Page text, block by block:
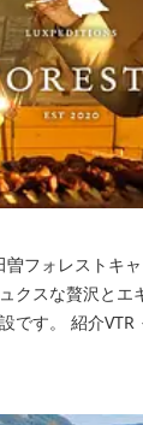
曽フォレストキ
クスな贅沢とエ
↓↓↓↓↓↓↓↓